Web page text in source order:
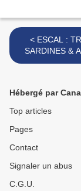
< ESCAL : TRUITES,
SARDINES &
[#SURGELÉS
Hébergé par
Top articles
Pages
Contact
Signaler un abus
C.G.U.